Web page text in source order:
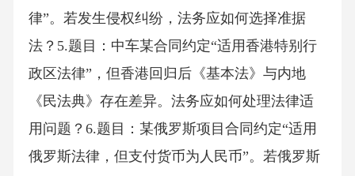
律”。若发生侵权纠纷，法务应如何选择准据
法？5.题目：中车某合同约定“适用香港特别行
政区法律”，但香港回归后《基本法》与内地
《民法典》存在差异。法务应如何处理法律适
用问题？6.题目：某俄罗斯项目合同约定“适用
俄罗斯法律，但支付货币为人民币”。若俄罗斯